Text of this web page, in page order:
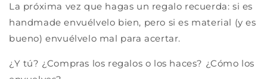
La próxima vez que hagas un regalo recuerda: si es
handmade envuélvelo bien, pero si es material (y es
bueno) envuélvelo mal para acertar.
¿Y tú? ¿Compras los regalos o los haces? ¿Cómo los